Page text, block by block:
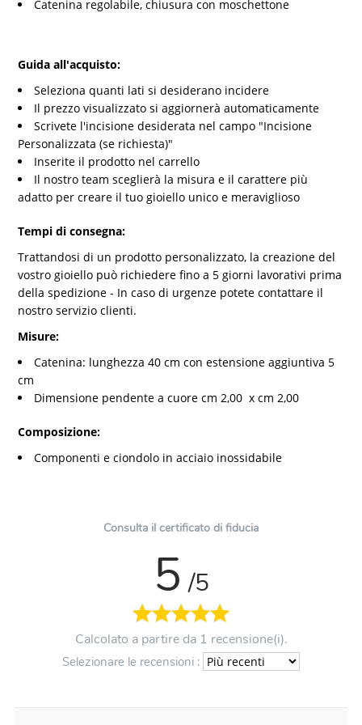
Catenina regolabile, chiusura con moschettone
Guida all'acquisto:
Seleziona quanti lati si desiderano incidere
Il prezzo visualizzato si aggiornerà automaticamente
Scrivete l'incisione desiderata nel campo "Incisione
Personalizzata (se richiesta)"
Inserite il prodotto nel carrello
Il nostro team sceglierà la misura e il carattere più
adatto per creare il tuo gioiello unico e meraviglioso
Tempi di consegna:
Trattandosi di un prodotto personalizzato, la creazione del
vostro gioiello può richiedere fino a 5 giorni lavorativi prima
della spedizione - In caso di urgenze potete contattare il
nostro servizio clienti.
Misure:
Catenina: lunghezza 40 cm con estensione aggiuntiva 5
cm
Dimensione pendente a cuore cm 2,00 x cm 2,00
Composizione:
Componenti e ciondolo in acciaio inossidabile
Consulta il certificato di fiducia
5 /5
Calcolato a partire da 1 recensione(i).
Selezionare le recensioni :